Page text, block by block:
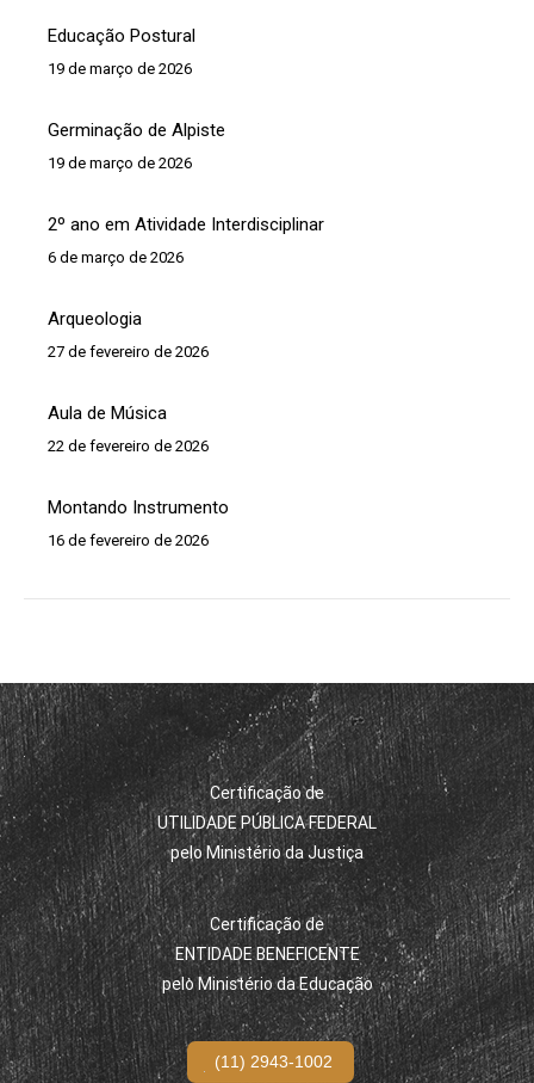
Educação Postural
19 de março de 2026
Germinação de Alpiste
19 de março de 2026
2º ano em Atividade Interdisciplinar
6 de março de 2026
Arqueologia
27 de fevereiro de 2026
Aula de Música
22 de fevereiro de 2026
Montando Instrumento
16 de fevereiro de 2026
Certificação de
UTILIDADE PÚBLICA FEDERAL
pelo Ministério da Justiça
Certificação de
ENTIDADE BENEFICENTE
pelo Ministério da Educação
(11) 2943-1002